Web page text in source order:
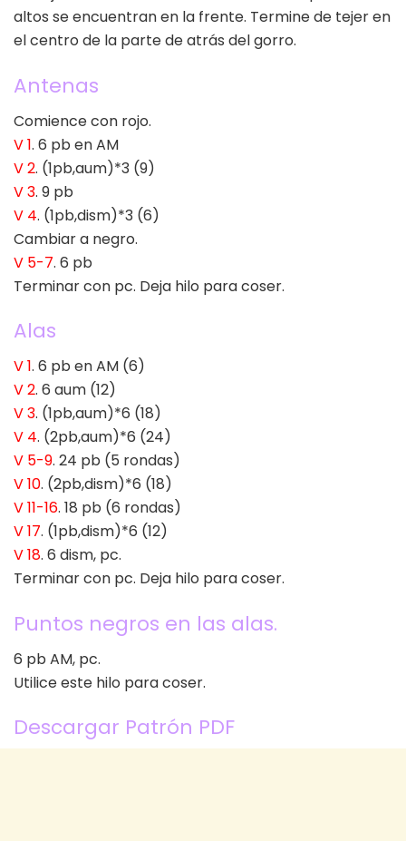
altos se encuentran en la frente. Termine de tejer en
el centro de la parte de atrás del gorro.
Antenas
Comience con rojo.
V 1. 6 pb en AM
V 2. (1pb,aum)*3 (9)
V 3. 9 pb
V 4. (1pb,dism)*3 (6)
Cambiar a negro.
V 5-7. 6 pb
Terminar con pc. Deja hilo para coser.
Alas
V 1. 6 pb en AM (6)
V 2. 6 aum (12)
V 3. (1pb,aum)*6 (18)
V 4. (2pb,aum)*6 (24)
V 5-9. 24 pb (5 rondas)
V 10. (2pb,dism)*6 (18)
V 11-16. 18 pb (6 rondas)
V 17. (1pb,dism)*6 (12)
V 18. 6 dism, pc.
Terminar con pc. Deja hilo para coser.
Puntos negros en las alas.
6 pb AM, pc.
Utilice este hilo para coser.
Descargar Patrón PDF